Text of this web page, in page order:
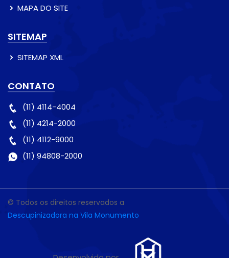
MAPA DO SITE
SITEMAP
SITEMAP XML
CONTATO
(11) 4114-4004
(11) 4214-2000
(11) 4112-9000
(11) 94808-2000
© Todos os direitos reservados a
Descupinizadora na Vila Monumento